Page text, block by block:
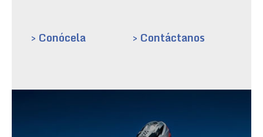
> Conócela > Contáctanos